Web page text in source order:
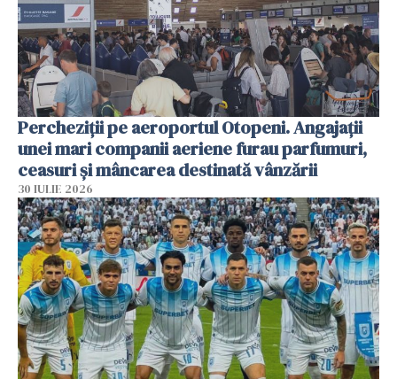
Percheziții pe aeroportul Otopeni. Angajații
unei mari companii aeriene furau parfumuri,
ceasuri și mâncarea destinată vânzării
30 IULIE 2026